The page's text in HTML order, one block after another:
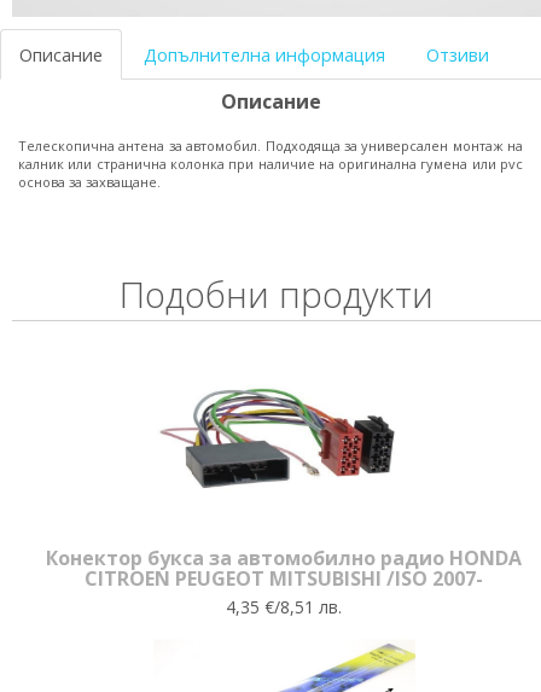
Описание Допълнителна информация Отзиви
Описание
Телескопична антена за автомобил. Подходяща за универсален монтаж на
калник или странична колонка при наличие на оригинална гумена или pvc
основа за захващане.
Подобни продукти
Конектор букса за автомобилно радио HONDA
CITROEN PEUGEOT MITSUBISHI /ISO 2007-
4,35 €/8,51 лв.